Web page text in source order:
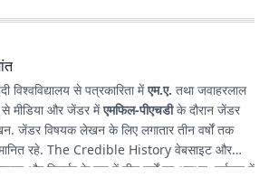
विश्वविद्यालय से पत्रकारिता मेंएम.ए. तथा जवाहरलाल
से मीडिया और जेंडर मेंएमफिल-पीएचडीके दौरान जेंडर
जेंडर विषयक लेखन के लिए लगातार तीन वर्षों तक
रहे. The Credible History वेबसाइट और
और रिसर्चर के रूप में तीन वर्षों का अनुभव. वर्तमान में